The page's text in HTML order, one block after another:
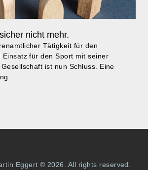
nicht mehr.
Tätigkeit für den
Einsatz für den Sport mit seiner
ist nun Schluss. Eine
Eggert © 2026. All rights reserved.